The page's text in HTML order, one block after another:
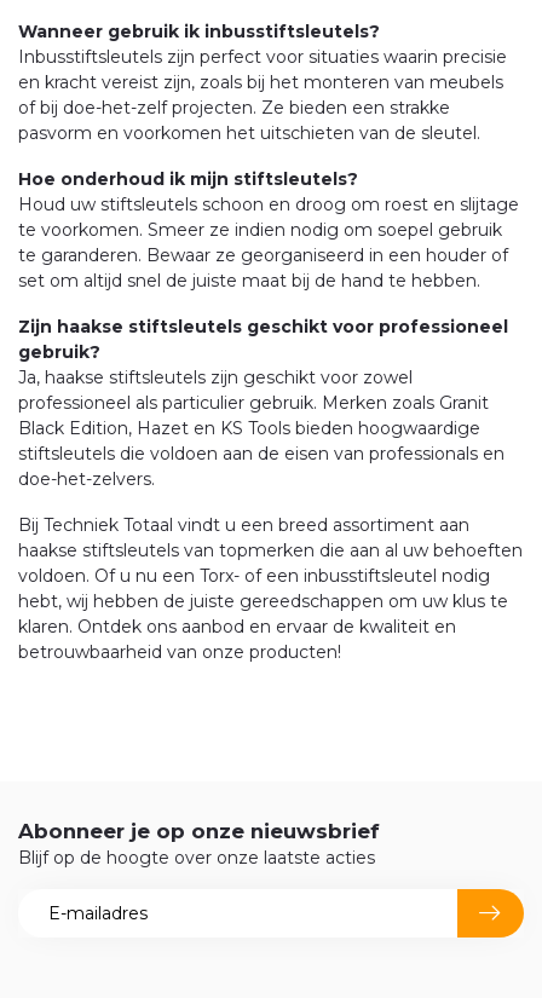
Wanneer gebruik ik inbusstiftsleutels?
Inbusstiftsleutels zijn perfect voor situaties waarin precisie
en kracht vereist zijn, zoals bij het monteren van meubels
of bij doe-het-zelf projecten. Ze bieden een strakke
pasvorm en voorkomen het uitschieten van de sleutel.
Hoe onderhoud ik mijn stiftsleutels?
Houd uw stiftsleutels schoon en droog om roest en slijtage
te voorkomen. Smeer ze indien nodig om soepel gebruik
te garanderen. Bewaar ze georganiseerd in een houder of
set om altijd snel de juiste maat bij de hand te hebben.
Zijn haakse stiftsleutels geschikt voor professioneel
gebruik?
Ja, haakse stiftsleutels zijn geschikt voor zowel
professioneel als particulier gebruik. Merken zoals Granit
Black Edition, Hazet en KS Tools bieden hoogwaardige
stiftsleutels die voldoen aan de eisen van professionals en
doe-het-zelvers.
Bij Techniek Totaal vindt u een breed assortiment aan
haakse stiftsleutels van topmerken die aan al uw behoeften
voldoen. Of u nu een Torx- of een inbusstiftsleutel nodig
hebt, wij hebben de juiste gereedschappen om uw klus te
klaren. Ontdek ons aanbod en ervaar de kwaliteit en
betrouwbaarheid van onze producten!
Abonneer je op onze nieuwsbrief
Blijf op de hoogte over onze laatste acties